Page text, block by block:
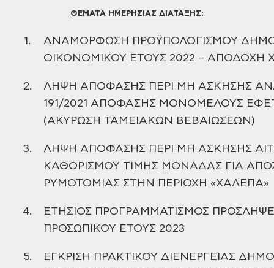
ΘΕΜΑΤΑ ΗΜΕΡΗΣΙΑΣ ΔΙΑΤΑΞΗΣ:
1.
ΑΝΑΜΟΡΦΩΣΗ ΠΡΟΫΠΟΛΟΓΙΣΜΟΥ
ΟΙΚΟΝΟΜΙΚΟΥ ΕΤΟΥΣ 2022 – ΑΠΟΔΟΧΗ
2. ΛΗΨΗ ΑΠΟΦΑΣΗΣ ΠΕΡΙ ΜΗ ΑΣΚΗΣΗΣ
191/2021 ΑΠΟΦΑΣΗΣ ΜΟΝΟΜΕΛΟΥΣ
(ΑΚΥΡΩΣΗ ΤΑΜΕΙΑΚΩΝ ΒΕΒΑΙΩΣΕΩΝ)
3.
ΛΗΨΗ ΑΠΟΦΑΣΗΣ ΠΕΡΙ ΜΗ ΑΣΚΗΣΗΣ
ΚΑΘΟΡΙΣΜΟΥ ΤΙΜΗΣ ΜΟΝΑΔΑΣ ΓΙΑ
ΡΥΜΟΤΟΜΙΑΣ ΣΤΗΝ ΠΕΡΙΟΧΗ «ΧΑΛΕΠΑ»
4.
ΕΤΗΣΙΟΣ ΠΡΟΓΡΑΜΜΑΤΙΣΜΟΣ
ΠΡΟΣΩΠΙΚΟΥ ΕΤΟΥΣ 2023
5.
ΕΓΚΡΙΣΗ ΠΡΑΚΤΙΚΟΥ ΔΙΕΝΕΡΓΕΙΑΣ